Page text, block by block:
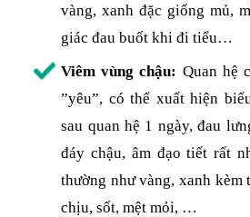
vàng, xanh đặc giống mủ,
giác đau buốt khi đi tiểu…
Viêm vùng chậu: Quan hệ
”yêu”, có thể xuất hiện
sau quan hệ 1 ngày, đau
đáy chậu, âm đạo tiết rất
thường như vàng, xanh kèm
chịu, sốt, mệt mỏi, …